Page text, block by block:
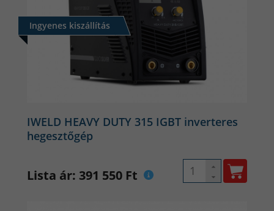
Ingyenes kiszállítás
IWELD HEAVY DUTY 315 IGBT inverteres
hegesztőgép
Lista ár: 391 550 Ft